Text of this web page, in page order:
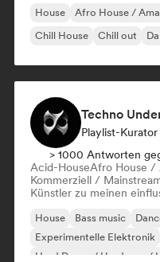
House Afro House /
Chill House
Chill out
Playlist-Kurator
> 1000 Antworten
Acid-HouseAfro House /
Kommerziell /
Künstler zu meinen
House Bass music
Experimentelle Elektronik
Hard Dance / Hardcore /